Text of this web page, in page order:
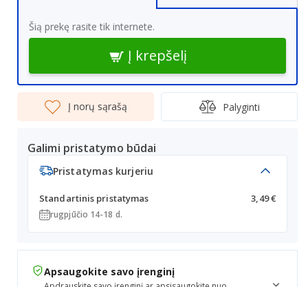
Šią prekę rasite tik internete.
Į krepšelį
Į norų sąrašą Palyginti
Galimi pristatymo būdai
Pristatymas kurjeriu
Standartinis pristatymas 3,49 €
rugpjūčio 14-18 d.
Apsaugokite savo įrenginį